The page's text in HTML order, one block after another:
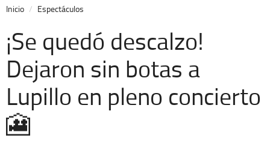
Opinión
Cronos
Economía
Espectáculos
Deportes
Extra +
Inicio Espectáculos
¡Se quedó descalzo!
Dejaron sin botas a
Lupillo en pleno concierto
🎦